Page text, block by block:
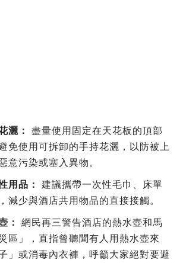
灑：
盡量使用固定在天花板的頂部
免使用可拆卸的手持花灑，以防被上
意污染或塞入異物。
用品：
建議攜帶一次性毛巾、床單
減少與酒店共用物品的直接接觸。
：
網民再三警告酒店的熱水壺和馬
區」，直指曾聽聞有人用熱水壺來
」或消毒內衣褲，呼籲大家絕對要避